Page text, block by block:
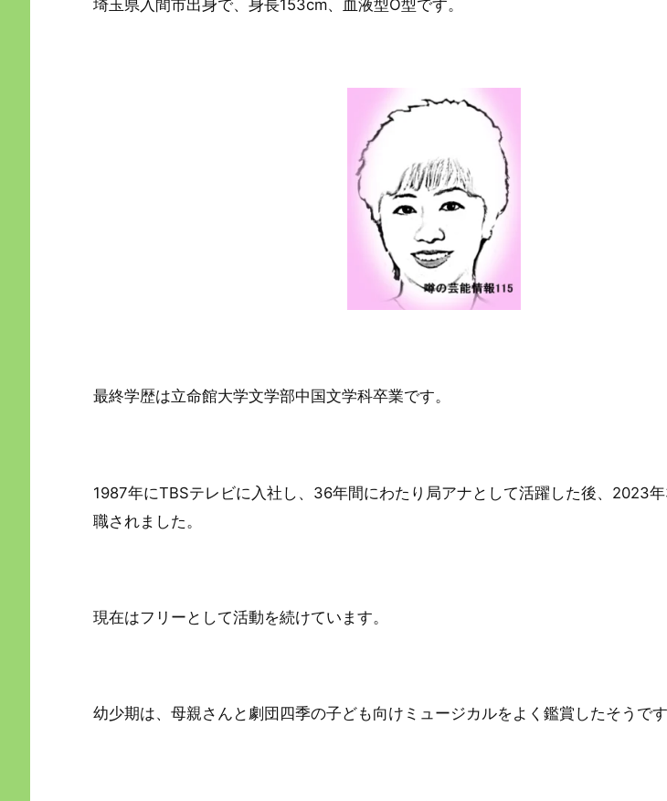
埼玉県入間市出身で、身長153cm、血液型O型です。
最終学歴は立命館大学文学部中国文学科卒業です。
1987年にTBSテレビに入社し、36年間にわたり局アナとして活躍した後、2023
職されました。
現在はフリーとして活動を続けています。
幼少期は、母親さんと劇団四季の子ども向けミュージカルをよく鑑賞したそうです